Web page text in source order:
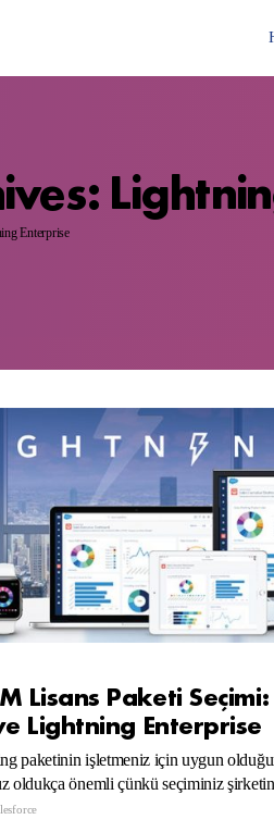
Enterprise
Lisans Paketi
Lightning Enterprise
paketinin işletmeniz için uygun
oldukça önemli çünkü seçiminiz